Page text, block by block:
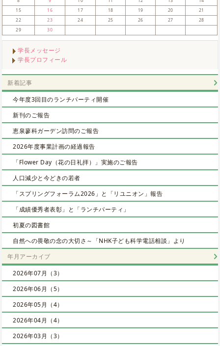
15
16 17 18 19 20
21
22
23 24 25 26 27
28
29
30
学長メッセージ
学長プロフィール
新着記事
今年度3回目のランチパーティ開催
新刊のご報告
恵泉蓼科ガーデン訪問のご報告
2026年度事業計画の経過報告
「Flower Day（花の日礼拝）」実施のご報告
人口減少と今どきの若者
「スプリングフォーラム2026」と「リユニオン」報告
「成績優秀者表彰」と「ランチパーティ」
初夏の図書館
自然への畏敬の念の大切さ～「NHK子ども科学電話相談」より
年月アーカイブ
2026年07月（3）
2026年06月（5）
2026年05月（4）
2026年04月（4）
2026年03月（3）